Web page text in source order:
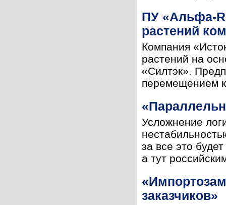
ПУ «Альфа-
растений
Компания
растений на
«Силтэк».
перемещением
Усложнение
за все это
а тут
заказчиков»